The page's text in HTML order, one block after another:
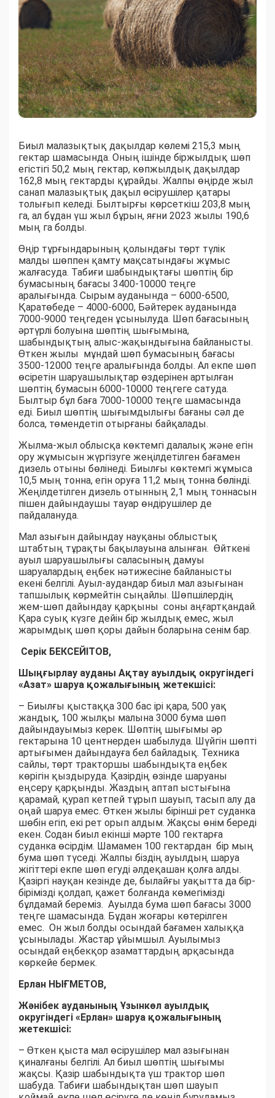
Биыл малазықтық дақылдар көлемі 215,3 мың
гектар шамасында. Оның ішінде біржылдық шөп
егістігі 50,2 мың гектар, көпжылдық дақылдар
162,8 мың гектарды құрайды. Жалпы өңірде жыл
санап малазықтық дақыл өсірушілер қатары
толығып келеді. Былтырғы көрсеткіш 203,8 мың
га, ал бұдан үш жыл бұрын, яғни 2023 жылы 190,6
мың га болды.
Өңір тұрғындарының қолындағы төрт түлік
малды шөппен қамту мақсатындағы жұмыс
жалғасуда. Табиғи шабындықтағы шөптің бір
бумасының бағасы 3400-10000 теңге
аралығында. Сырым ауданында – 6000-6500,
Қаратөбеде – 4000-6000, Бәйтерек ауданында
7000-9000 теңгеден ұсынылуда. Шөп бағасының
әртүрлі болуына шөптің шығымына,
шабындықтың алыс-жақындығына байланысты.
Өткен жылы мұндай шөп бумасының бағасы
3500-12000 теңге аралығында болды. Ал екпе шөп
өсіретін шаруашылықтар өздерінен артылған
шөптің бумасын 6000-10000 теңгеге сатуда.
Былтыр бұл баға 7000-10000 теңге шамасында
еді. Биыл шөптің шығымдылығы бағаны сәл де
болса, төмендетіп отырғаны байқалады.
Жылма-жыл облысқа көктемгі далалық және егін
ору жұмысын жүргізуге жеңілдетілген бағамен
дизель отыны бөлінеді. Биылғы көктемгі жұмыса
10,5 мың тонна, егін оруға 11,2 мың тонна бөлінді.
Жеңілдетілген дизель отынның 2,1 мың тоннасын
пішен дайындаушы тауар өндірушілер де
пайдалануда.
Мал азығын дайындау науқаны облыстық
штабтың тұрақты бақылауына алынған. Өйткені
ауыл шаруашылығы саласының дамуы
шаруалардың еңбек нәтижесіне байланысты
екені белгілі. Ауыл-аудандар биыл мал азығынан
тапшылық көрмейтін сыңайлы. Шөпшілердің
жем-шөп дайындау қарқыны соны аңғартқандай.
Қара суық күзге дейін бір жылдық емес, жыл
жарымдық шөп қоры дайын боларына сенім бар.
Серік БЕКСЕЙІТОВ,
Шыңғырлау ауданы Ақтау ауылдық округіндегі
«Азат» шаруа қожалығының жетекшісі:
– Биылғы қыстаққа 300 бас ірі қара, 500 уақ
жандық, 100 жылқы малына 3000 бума шөп
дайындауымыз керек. Шөптің шығымы әр
гектарына 10 центнерден шабылуда. Шүйгін шөпті
артығымен дайындауға бел байладық. Техника
сайлы, төрт тракторшы шабындықта еңбек
көрігін қыздыруда. Қазірдің өзінде шаруаны
еңсеру қарқынды. Жаздың аптап ыстығына
қарамай, қурап кетпей тұрып шауып, тасып алу да
оңай шаруа емес. Өткен жылы бірінші рет суданка
шөбін егіп, екі рет орып алдым. Жақсы өнім береді
екен. Содан биыл екінші мәрте 100 гектарға
суданка өсірдім. Шамамен 100 гектардан бір мың
бума шөп түседі. Жалпы біздің ауылдың шаруа
жігіттері екпе шөп егуді әлдеқашан қолға алды.
Қазіргі науқан кезінде де, былайғы уақытта да бір-
бірімізді қолдап, қажет болғанда көмегімізді
бұлдамай береміз. Ауылда бума шөп бағасы 3000
теңге шамасында. Бұдан жоғары көтерілген
емес. Он жыл болды осындай бағамен халыққа
ұсынылады. Жастар ұйымшыл. Ауылымыз
осындай еңбекқор азаматтардың арқасында
көркейе бермек.
Ерлан НЫҒМЕТОВ,
Жәнібек ауданының Ұзынкөл ауылдық
округіндегі «Ерлан» шаруа қожалығының
жетекшісі:
– Өткен қыста мал өсірушілер мал азығынан
қиналғаны белгілі. Ал биыл шөптің шығымы
жақсы. Қазір шабындықта үш трактор шөп
шабуда. Табиғи шабындықтан шөп шауып